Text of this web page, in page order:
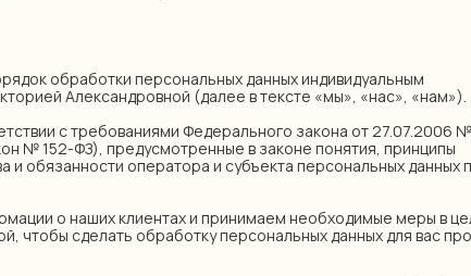
обработки персональных данных индивидуальным
Александровной (далее в тексте «мы», «нас», «нам»).
с требованиями Федерального закона от 27.07.2006
№ 152-ФЗ), предусмотренные в законе понятия, принципы
и обязанности оператора и субъекта персональных данных
о наших клиентах и принимаем необходимые меры в
чтобы сделать обработку персональных данных для вас